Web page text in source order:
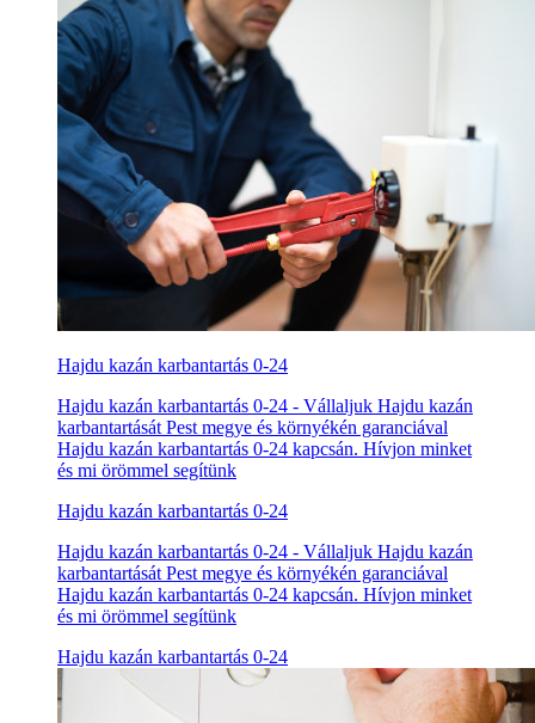
Hajdu kazán karbantartás 0-24
Hajdu kazán karbantartás 0-24 - Vállaljuk Hajdu kazán
karbantartását Pest megye és környékén garanciával
Hajdu kazán karbantartás 0-24 kapcsán. Hívjon minket
és mi örömmel segítünk
Hajdu kazán karbantartás 0-24
Hajdu kazán karbantartás 0-24 - Vállaljuk Hajdu kazán
karbantartását Pest megye és környékén garanciával
Hajdu kazán karbantartás 0-24 kapcsán. Hívjon minket
és mi örömmel segítünk
Hajdu kazán karbantartás 0-24